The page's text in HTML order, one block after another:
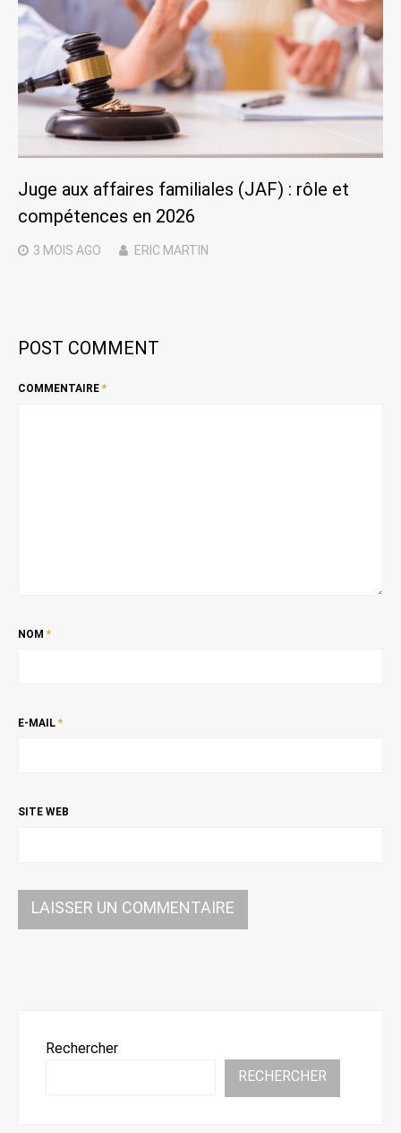
Juge aux affaires familiales (JAF) : rôle et
compétences en 2026
3 MOIS AGO ERIC MARTIN
POST COMMENT
COMMENTAIRE *
NOM *
E-MAIL *
SITE WEB
Rechercher
RECHERCHER